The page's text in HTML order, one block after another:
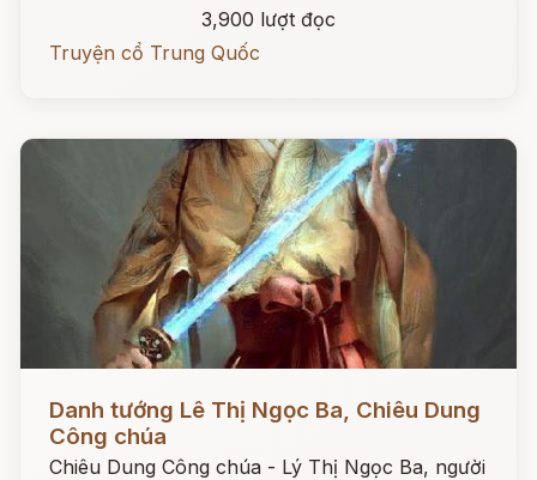
3,900 lượt đọc
Truyện cổ Trung Quốc
Danh tướng Lê Thị Ngọc Ba, Chiêu Dung
Công chúa
Chiêu Dung Công chúa - Lý Thị Ngọc Ba, người